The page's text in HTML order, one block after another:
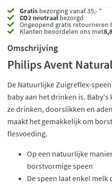
Gratis bezorging vanaf 35,- *
CO2 neutraalbezorgd
Ongeopend gratis retourneren
Klanten beoordelen ons met
Omschrijving
Philips Avent
De Natuurlijke Zuigreflex-
baby aan het drinken is.
ze drinken, doorslikken en
maakt het gemakkelijk om
flesvoeding.
Op een natuurlijke
borstvormige speen
De speen laat enkel